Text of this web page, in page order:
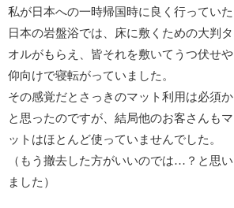
私が日本への一時帰国時に良く行っていた
日本の岩盤浴では、床に敷くための大判タ
オルがもらえ、皆それを敷いてうつ伏せや
仰向けで寝転がっていました。
その感覚だとさっきのマット利用は必須か
と思ったのですが、結局他のお客さんもマ
ットはほとんど使っていませんでした。
（もう撤去した方がいいのでは…？と思い
ました）